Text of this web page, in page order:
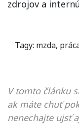
zdrojov a
Tagy: mzda,
V tomto článku
ak máte chuť
nenechajte ujsť